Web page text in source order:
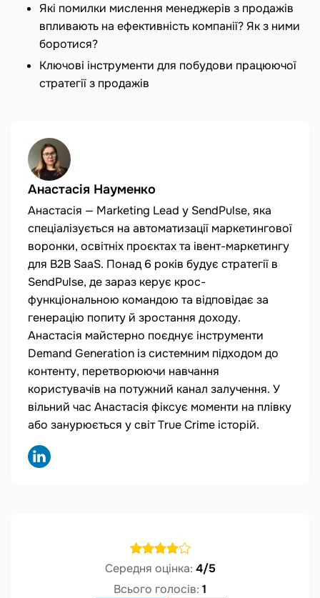
Які помилки мислення менеджерів з продажів
впливають на ефективність компанії? Як з ними
боротися?
Ключові інструменти для побудови працюючої
стратегії з продажів
Анастасія Науменко
Анастасія — Marketing Lead у SendPulse, яка
спеціалізується на автоматизації маркетингової
воронки, освітніх проєктах та івент-маркетингу
для B2B SaaS. Понад 6 років будує стратегії в
SendPulse, де зараз керує крос-
функціональною командою та відповідає за
генерацію попиту й зростання доходу.
Анастасія майстерно поєднує інструменти
Demand Generation із системним підходом до
контенту, перетворюючи навчання
користувачів на потужний канал залучення. У
вільний час Анастасія фіксує моменти на плівку
або занурюється у світ True Crime історій.
Середня оцінка: 4/5
Всього голосів: 1